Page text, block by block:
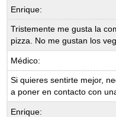
Enrique:
Tristemente me gusta la
pizza. No me gustan los
Médico:
Si quieres sentirte mejor,
a poner en contacto con
Enrique: